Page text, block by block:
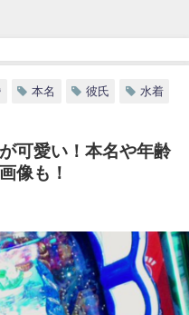
本名 彼氏 水着
可愛い！本名や年齢
像も！